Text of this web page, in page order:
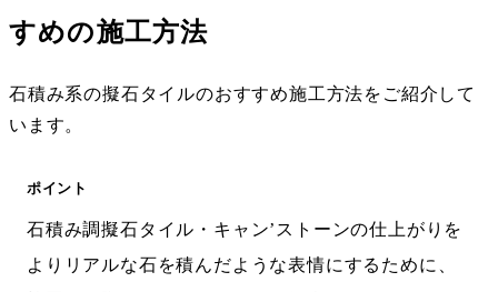
すめの施工方法
石積み系の擬石タイルのおすすめ施工方法をご紹介して
います。
ポイント
石積み調擬石タイル・キャン’ストーンの仕上がりを
よりリアルな石を積んだような表情にするために、